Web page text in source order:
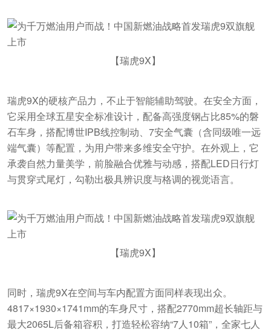
【瑞虎9X】
瑞虎9X的硬核产品力，不止于智能辅助驾驶。在安全方面，
它采用全球五星安全标准设计，配备高强度钢占比85%的磐
石车身，搭配博世IPB线控制动、7安全气囊（含同级唯一远
端气囊）等配置，为用户带来多维安全守护。在外观上，它
承袭自然力量美学，前脸融合优雅与动感，搭配LED日行灯
与贯穿式尾灯，勾勒出极具辨识度与格调的视觉语言。
【瑞虎9X】
同时，瑞虎9X在空间与车内配置方面同样表现出众。
4817×1930×1741mm的车身尺寸，搭配2770mm超长轴距与
最大2065L后备箱容积，打造轻松容纳“7人10箱”，全家七人